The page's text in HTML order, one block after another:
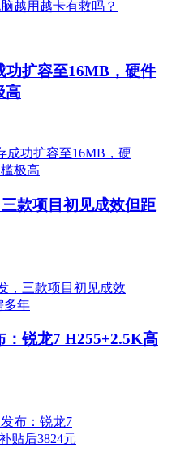
功扩容至16MB，硬件
高
款项目初见成效但距
：锐龙7 H255+2.5K高